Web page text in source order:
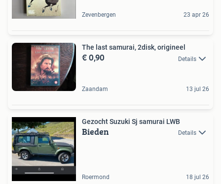
Zevenbergen 23 apr 26
The last samurai, 2disk, origineel
€ 0,90 Details
Zaandam 13 jul 26
Gezocht Suzuki Sj samurai LWB
Bieden Details
Roermond 18 jul 26